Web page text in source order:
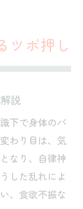
ツボ押し
説
下で身体のバ
わり目は、気
なり、自律神
した乱れによ
、食欲不振な